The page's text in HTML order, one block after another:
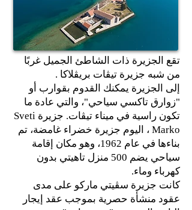
تقع الجزيرة ذات الشاطئ الجميل غربًا
من شبه جزيرة تيڤات بريڤلاكا .
إلى الجزيرة يمكنك القدوم بقوارب أو
"زوارق تاكسي سياحي"، والتي عادة ما
تكون راسية في ميناء تيڤات. جزيرة Sveti
Marko ، اليوم جزيرة خضراء غامضة، تم
بناءها في عام 1962، وهو مكان إقامة
سياحي يضم 500 منزل تاهيتي بدون
كهرباء وماء.
كانت جزيرة سڤيتي ماركو على مدى
عقود منشأة حصرية بموجب عقد إيجار